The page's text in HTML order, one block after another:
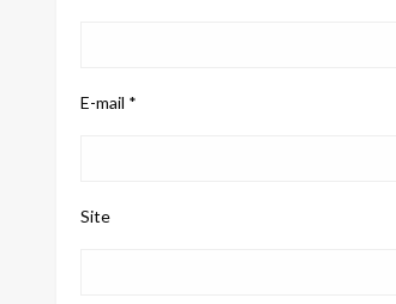
E-mail *
Site